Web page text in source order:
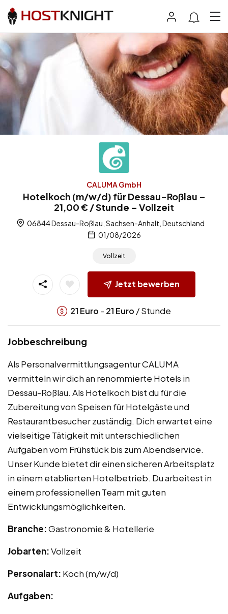
CALUMA GmbH
Hotelkoch (m/w/d) für Dessau-Roßlau –
21,00 € / Stunde – Vollzeit
06844 Dessau-Roßlau, Sachsen-Anhalt, Deutschland
01/08/2026
Vollzeit
Jetzt bewerben
21 Euro - 21 Euro / Stunde
Jobbeschreibung
Als Personalvermittlungsagentur CALUMA
vermitteln wir dich an renommierte Hotels in
Dessau-Roßlau. Als Hotelkoch bist du für die
Zubereitung von Speisen für Hotelgäste und
Restaurantbesucher zuständig. Dich erwartet eine
vielseitige Tätigkeit mit unterschiedlichen
Aufgaben vom Frühstück bis zum Abendservice.
Unser Kunde bietet dir einen sicheren Arbeitsplatz
in einem etablierten Hotelbetrieb. Du arbeitest in
einem professionellen Team mit guten
Entwicklungsmöglichkeiten.
Branche:Gastronomie & Hotellerie
Jobarten:Vollzeit
Personalart: Koch (m/w/d)
Aufgaben: